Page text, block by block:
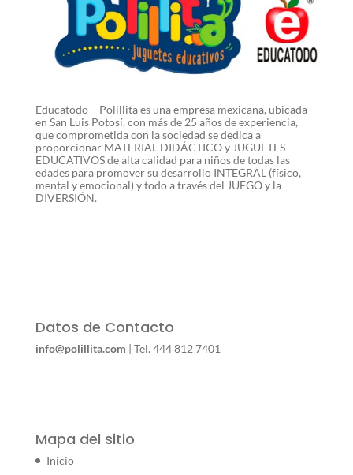
Educatodo – Polillita es una empresa mexicana, ubicada
en San Luis Potosí, con más de 25 años de experiencia,
que comprometida con la sociedad se dedica a
proporcionar MATERIAL DIDÁCTICO y JUGUETES
EDUCATIVOS de alta calidad para niños de todas las
edades para promover su desarrollo INTEGRAL (físico,
mental y emocional) y todo a través del JUEGO y la
DIVERSIÓN.
Datos de Contacto
info@polillita.com | Tel. 444 812 7401
Mapa del sitio
Inicio